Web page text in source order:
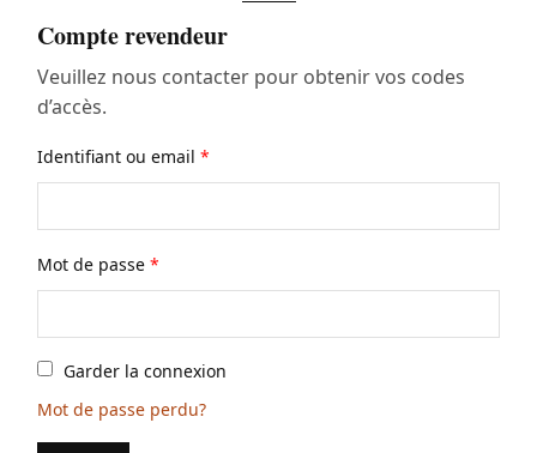
Compte revendeur
Veuillez nous contacter pour obtenir vos codes
d’accès.
Identifiant ou email*
Mot de passe*
Garder la connexion
Mot de passe perdu?